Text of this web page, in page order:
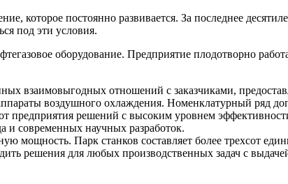
которое постоянно развивается. За последнее
под эти условия.
оборудование. Предприятие плодотворно
взаимовыгодных отношений с заказчиками,
воздушного охлаждения. Номенклатурный ряд
решений с высоким уровнем
и современных научных разработок.
мощность. Парк станков составляет более трехсот
решения для любых производственных задач с